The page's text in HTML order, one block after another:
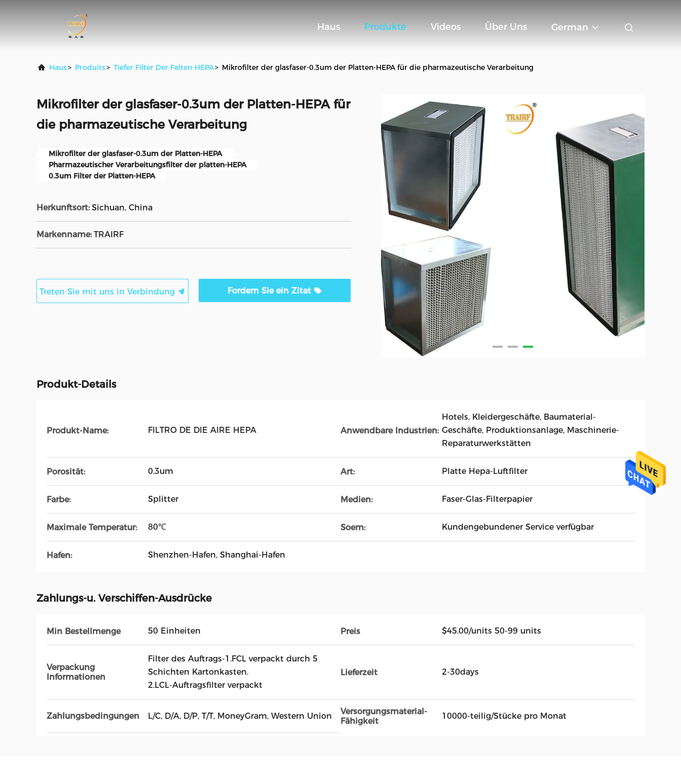
Haus Produkte Videos Über Uns German
Haus> Produits> Tiefer Filter Der Falten-HEPA> Mikrofilter der glasfaser-0.3um der Platten-HEPA für die pharmazeutische Verarbeitung
Mikrofilter der glasfaser-0.3um der Platten-HEPA für
die pharmazeutische Verarbeitung
Mikrofilter der glasfaser-0.3um der Platten-HEPA
Pharmazeutischer Verarbeitungsfilter der platten-HEPA
0.3um Filter der Platten-HEPA
Herkunftsort: Sichuan, China
Markenname: TRAIRF
Treten Sie mit uns in Verbindung Fordern Sie ein Zitat
Produkt-Details
Produkt-Name: FILTRO DE DIE AIRE HEPA Anwendbare Industrien:
Hotels, Kleidergeschäfte, Baumaterial-
Geschäfte, Produktionsanlage, Maschinerie-
Reparaturwerkstätten
Porosität: 0.3um Art: Platte Hepa-Luftfilter
Farbe: Splitter Medien: Faser-Glas-Filterpapier
Maximale Temperatur: 80℃ Soem: Kundengebundener Service verfügbar
Hafen: Shenzhen-Hafen, Shanghai-Hafen
Zahlungs-u. Verschiffen-Ausdrücke
Min Bestellmenge 50 Einheiten Preis $45.00/units 50-99 units
Verpackung
Informationen
Filter des Auftrags-1.FCL verpackt durch 5
Schichten Kartonkasten.
2.LCL-Auftragsfilter verpackt
Lieferzeit 2-30days
Zahlungsbedingungen L/C, D/A, D/P, T/T, MoneyGram, Western Union
Versorgungsmaterial-
Fähigkeit
10000-teilig/Stücke pro Monat